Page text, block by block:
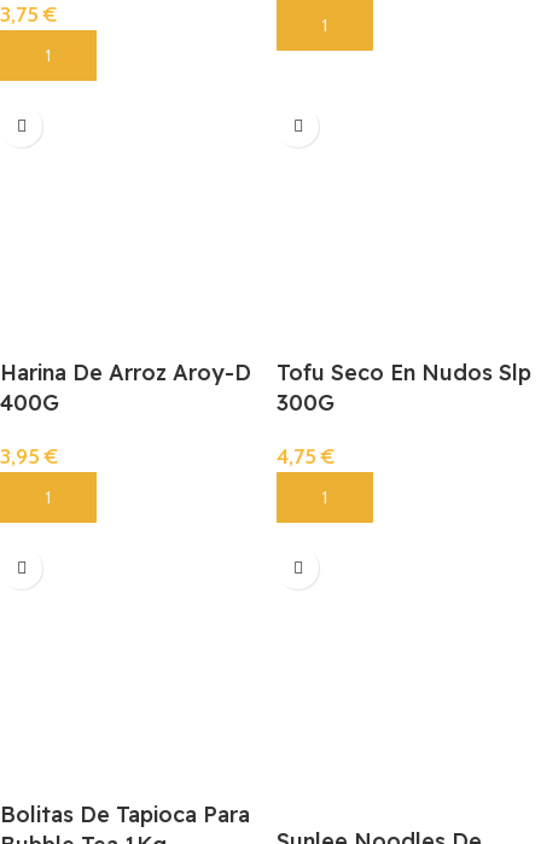
3,75€
Añadir
Añadir
Harina De Arroz Aroy-D
400G
3,95€
Añadir
Tofu Seco En Nudos Slp
300G
4,75€
Añadir
Bolitas De Tapioca Para